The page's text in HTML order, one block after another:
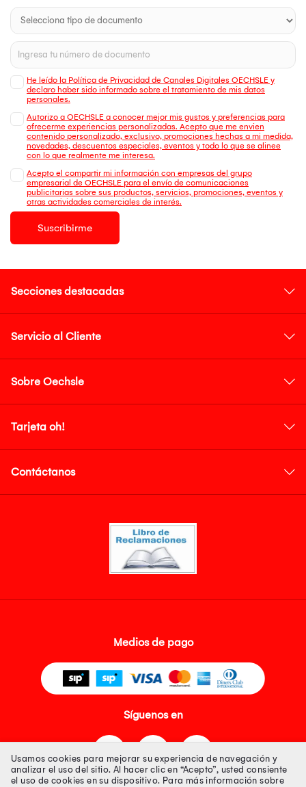
He leído la Política de Privacidad de Canales Digitales OECHSLE y
declaro haber sido informado sobre el tratamiento de mis datos
personales.
Autorizo a OECHSLE a conocer mejor mis gustos y preferencias para
ofrecerme experiencias personalizadas. Acepto que me envien
contenido personalizado, exclusivo, promociones hechas a mi medida,
novedades, descuentos especiales, eventos y todo lo que se alinee
con lo que realmente me interesa.
Acepto el compartir mi información con empresas del grupo
empresarial de OECHSLE para el envío de comunicaciones
publicitarias sobre sus productos, servicios, promociones, eventos y
otras actividades comerciales de interés.
Suscribirme
Secciones destacadas
Servicio al Cliente
Sobre Oechsle
Tarjeta oh!
Contáctanos
Medios de pago
Síguenos en
Usamos cookies para mejorar su experiencia de navegación y
analizar el uso del sitio. Al hacer clic en “Acepto”, usted consiente
el uso de cookies en su dispositivo. Para más información sobre